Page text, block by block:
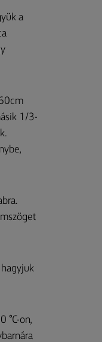
a
1/3-
°C-on,